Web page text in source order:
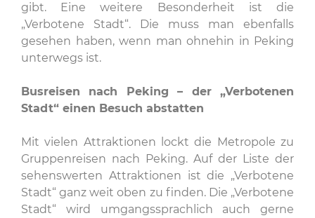
gibt. Eine weitere Besonderheit ist die
„Verbotene Stadt“. Die muss man ebenfalls
gesehen haben, wenn man ohnehin in Peking
unterwegs ist.
Busreisen nach Peking – der „Verbotenen
Stadt“ einen Besuch abstatten
Mit vielen Attraktionen lockt die Metropole zu
Gruppenreisen nach Peking. Auf der Liste der
sehenswerten Attraktionen ist die „Verbotene
Stadt“ ganz weit oben zu finden. Die „Verbotene
Stadt“ wird umgangssprachlich auch gerne